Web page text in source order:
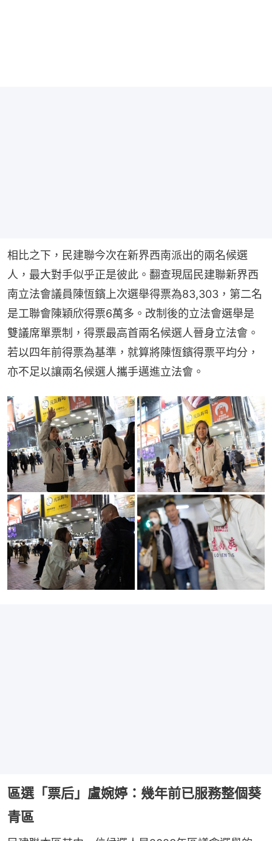
相比之下，民建聯今次在新界西南派出的兩名候選
人，最大對手似乎正是彼此。翻查現屆民建聯新界西
南立法會議員陳恆鑌上次選舉得票為83,303，第二名
是工聯會陳穎欣得票6萬多。改制後的立法會選舉是
雙議席單票制，得票最高首兩名候選人晉身立法會。
若以四年前得票為基準，就算將陳恆鑌得票平均分，
亦不足以讓兩名候選人攜手邁進立法會。
區選「票后」盧婉婷：幾年前已服務整個葵
青區